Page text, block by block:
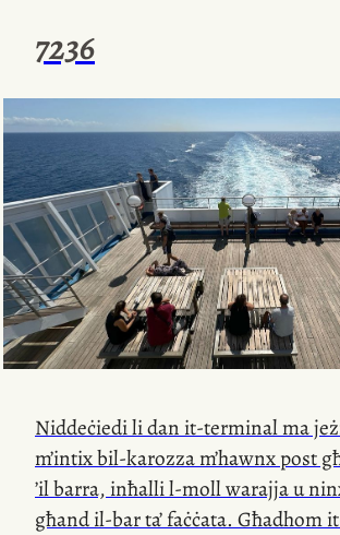
7236
Niddeċiedi li dan it-terminalma
m’intixbil-karozzam’hawnx post
’il barra, inħallil-mollwarajja u
għandil-barta’ faċċata. Għadhom